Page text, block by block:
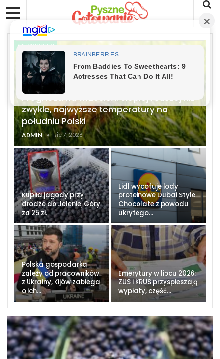
CIEKAWOSTKI
Prognoza na wrzesień: cieplej i suszej niż
zwykle, najwyższe temperatury na
południu Polski
ADMIN sie 7, 2026
Kupiła jagody przy
drodze do Jeleniej Góry
za 25 zł.
Lidl wycofuje lody
proteinowe Dubai Style
Chocolate z powodu
ukrytego…
Polska gospodarka
zależy od pracowników
z Ukrainy, Kijów zabiega
o ich…
Emerytury w lipcu 2026:
ZUS i KRUS przyspieszają
wypłaty, część…